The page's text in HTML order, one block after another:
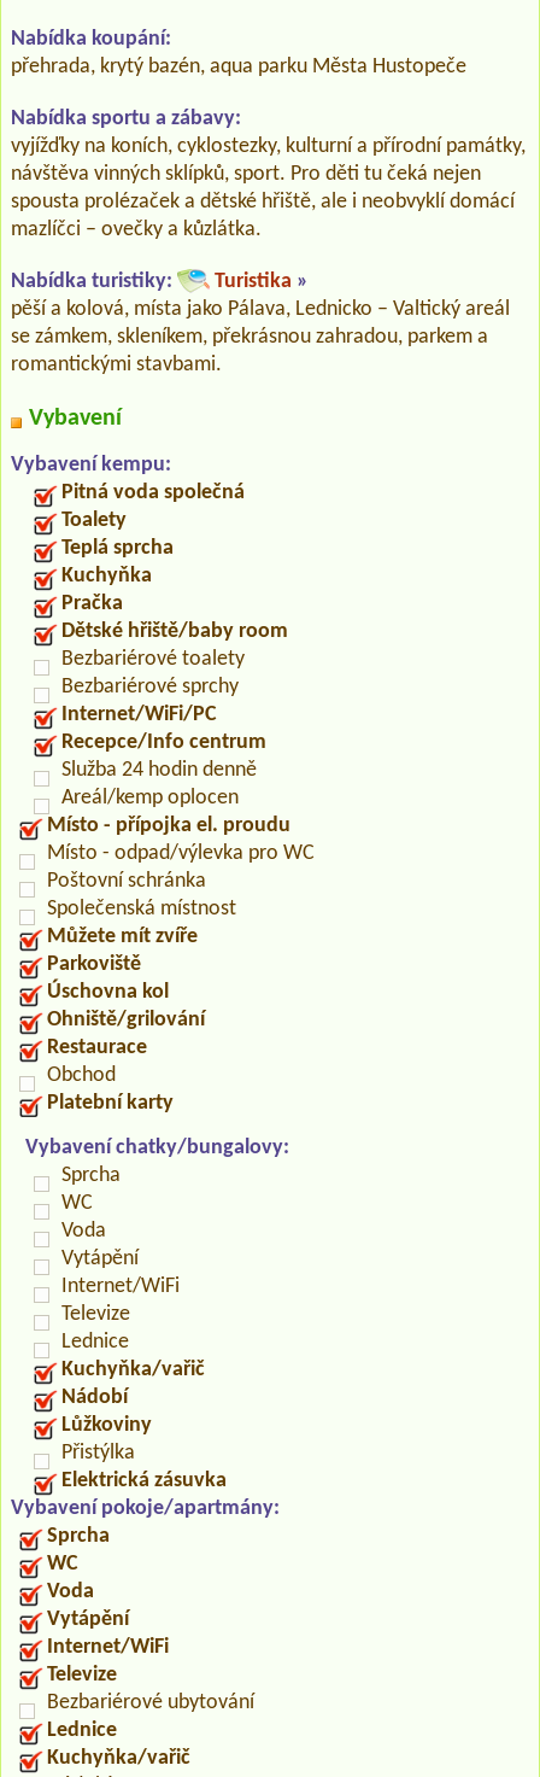
Nabídka koupání:
přehrada, krytý bazén, aqua parku Města Hustopeče
Nabídka sportu a zábavy:
vyjížďky na koních, cyklostezky, kulturní a přírodní památky,
návštěva vinných sklípků, sport. Pro děti tu čeká nejen
spousta prolézaček a dětské hřiště, ale i neobvyklí domácí
mazlíčci – ovečky a kůzlátka.
Nabídka turistiky: Turistika »
pěší a kolová, místa jako Pálava, Lednicko – Valtický areál
se zámkem, skleníkem, překrásnou zahradou, parkem a
romantickými stavbami.
Vybavení
Vybavení kempu:
Pitná voda společná
Toalety
Teplá sprcha
Kuchyňka
Pračka
Dětské hřiště/baby room
Bezbariérové toalety
Bezbariérové sprchy
Internet/WiFi/PC
Recepce/Info centrum
Služba 24 hodin denně
Areál/kemp oplocen
Místo - přípojka el. proudu
Místo - odpad/výlevka pro WC
Poštovní schránka
Společenská místnost
Můžete mít zvíře
Parkoviště
Úschovna kol
Ohniště/grilování
Restaurace
Obchod
Platební karty
Vybavení chatky/bungalovy:
Sprcha
WC
Voda
Vytápění
Internet/WiFi
Televize
Lednice
Kuchyňka/vařič
Nádobí
Lůžkoviny
Přistýlka
Elektrická zásuvka
Vybavení pokoje/apartmány:
Sprcha
WC
Voda
Vytápění
Internet/WiFi
Televize
Bezbariérové ubytování
Lednice
Kuchyňka/vařič